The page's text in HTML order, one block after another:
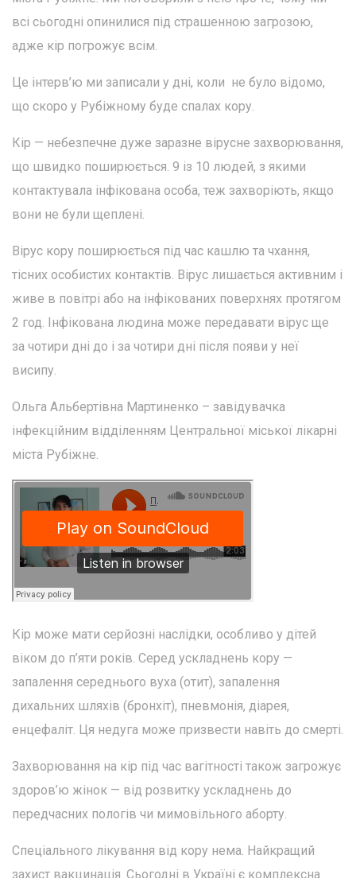
всі сьогодні опинилися під страшенною загрозою,
адже кір погрожує всім.
Це інтерв’ю ми записали у дні, коли не було відомо,
що скоро у Рубіжному буде спалах кору.
Кір — небезпечне дуже заразне вірусне захворювання,
що швидко поширюється. 9 із 10 людей, з якими
контактувала інфікована особа, теж захворіють, якщо
вони не були щеплені.
Вірус кору поширюється під час кашлю та чхання,
тісних особистих контактів. Вірус лишається активним і
живе в повітрі або на інфікованих поверхнях протягом
2 год. Інфікована людина може передавати вірус ще
за чотири дні до і за чотири дні після появи у неї
висипу.
Ольга Альбертівна Мартиненко – завідувачка
інфекційним відділенням Центральної міської лікарні
міста Рубіжне.
Кір може мати серйозні наслідки, особливо у дітей
віком до п’яти років. Серед ускладнень кору —
запалення середнього вуха (отит), запалення
дихальних шляхів (бронхіт), пневмонія, діарея,
енцефаліт. Ця недуга може призвести навіть до смерті.
Захворювання на кір під час вагітності також загрожує
здоров’ю жінок — від розвитку ускладнень до
передчасних пологів чи мимовільного аборту.
Спеціального лікування від кору нема. Найкращий
захист вакцинація. Сьогодні в Україні є комплексна